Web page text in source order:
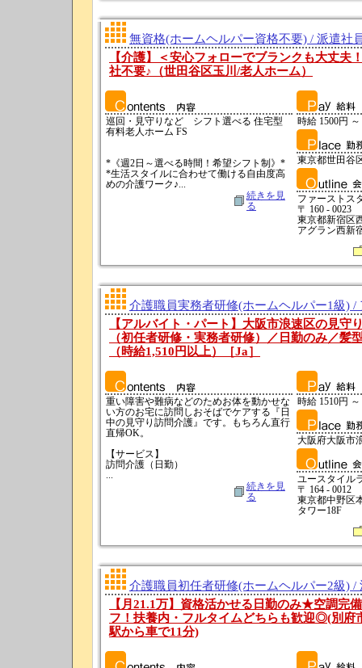
無資格(ホームヘルパー資格不要) / 派遣社
【介護】＜安心フォローでブランクも大丈夫
社不要♪（世田谷区玉川/老人ホーム）
巡回・見守りなど シフト選べる 住宅型
有料老人ホーム FS
*《週2日～選べる時間！希望シフト制》*
*生活スタイルに合わせて働ける自由度高
めの介護ワーク♪...
続きを見
る
時給 1500円 ～
東京都世田谷
ファーストス
〒 160 - 0023
東京都新宿区
アグラン西新
介護職員実務者研修(ホームヘルパー1級) /
【アルバイト・パート】大阪市浪速区の見守
（初任者研修・実務者研修）／日勤のみ／髪
（時給1,510円以上）［Ja］
重い障害や難病などのためお体を動かせな
い方のお宅に訪問しおそばでケアする『日
中の見守り訪問介護』です。もちろん直行
直帰OK。
【サービス】
訪問介護（日勤）
...
続きを見
る
時給 1510円
大阪府大阪市
ユースタイル
〒 164 - 0012
東京都中野区
タワー18F
介護職員初任者研修(ホームヘルパー2級) /
【月21.1万】資格活かせる日勤のみ★空調完
フ！扶養内・フルタイムどちらも歓迎◎(別府
駅から車で11分)